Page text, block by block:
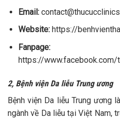
Email:
Website:https://
Fanpage:
https://www.facebook.com/
2, Bệnh viện Da liễu Trung ương
Bệnh viện Da liễu Trung ương
ngành về Da liễu tại Việt Nam,